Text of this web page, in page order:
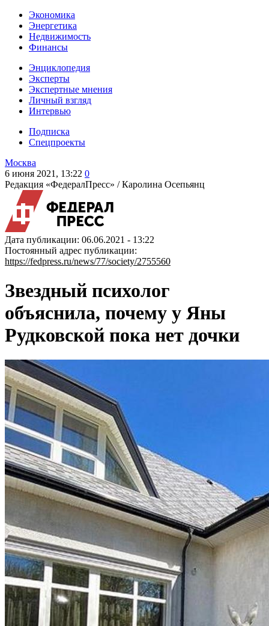
Экономика
Энергетика
Недвижимость
Финансы
Энциклопедия
Эксперты
Экспертные мнения
Личный взгляд
Интервью
Подписка
Спецпроекты
Москва
6 июня 2021, 13:22 0
Редакция «ФедералПресс» /Каролина Осепьянц
Дата публикации: 06.06.2021 - 13:22
Постоянный адрес публикации:
https://fedpress.ru/news/77/society/2755560
Звездный психолог
объяснила, почему у Яны
Рудковской пока нет дочки